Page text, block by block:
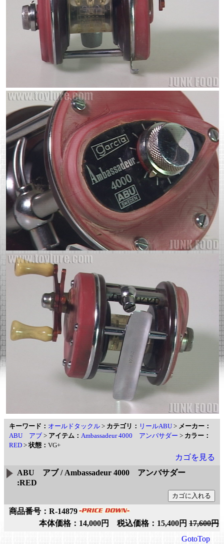
キーワード： オールドタックル > カテゴリ： リールABU > メーカー：
ABU アブ > アイテム： Ambassadeur 4000 アンバサダー > カラー：
RED >状態： VG+
カゴを見る
ABU アブ / Ambassadeur 4000 アンバサダー
:RED
商品番号：R-14879
本体価格：14,000円 税込価格：15,400円 17,600円
GotoTop